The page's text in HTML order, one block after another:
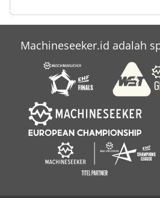
Machineseeker.id adalah